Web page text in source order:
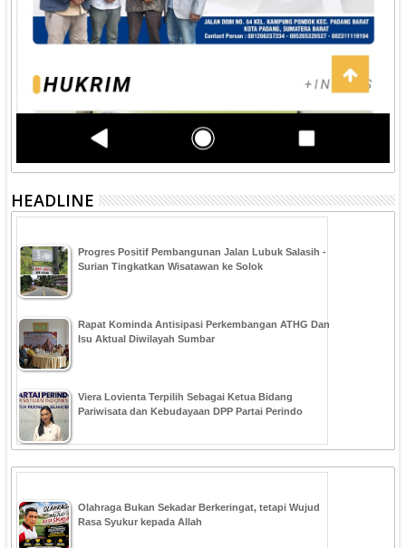
HEADLINE
Progres Positif Pembangunan Jalan Lubuk Salasih -
Surian Tingkatkan Wisatawan ke Solok
Rapat Kominda Antisipasi Perkembangan ATHG Dan
Isu Aktual Diwilayah Sumbar
Viera Lovienta Terpilih Sebagai Ketua Bidang
Pariwisata dan Kebudayaan DPP Partai Perindo
Olahraga Bukan Sekadar Berkeringat, tetapi Wujud
Rasa Syukur kepada Allah